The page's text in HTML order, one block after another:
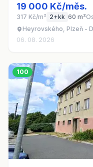
19 000 Kč/měs.
317 Kč/m² 2+kk 60 m²
Heyrovského, Plzeň -
06. 08. 2026
100